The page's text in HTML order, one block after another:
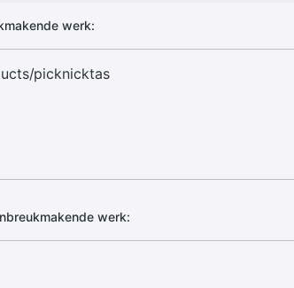
werk:
werk: